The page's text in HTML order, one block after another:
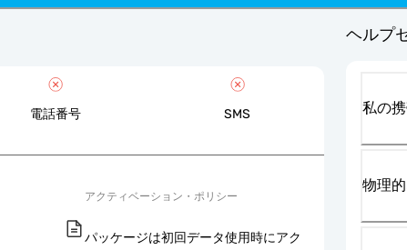
電話番号 SMS
アクティベーション・ポリシー
パッケージは初回データ使用時にアク
ヘルプ
私の
物理